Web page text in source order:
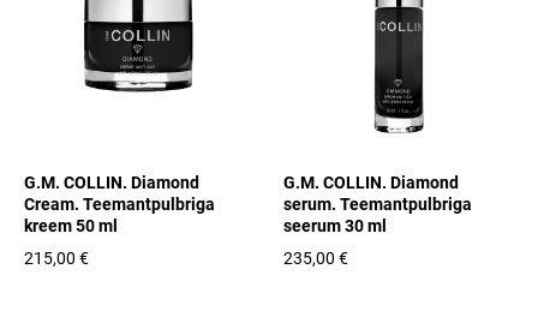
G.M. COLLIN. Diamond
Cream. Teemantpulbriga
kreem 50 ml
215,00 €
G.M. COLLIN. Diamond
serum. Teemantpulbriga
seerum 30 ml
235,00 €